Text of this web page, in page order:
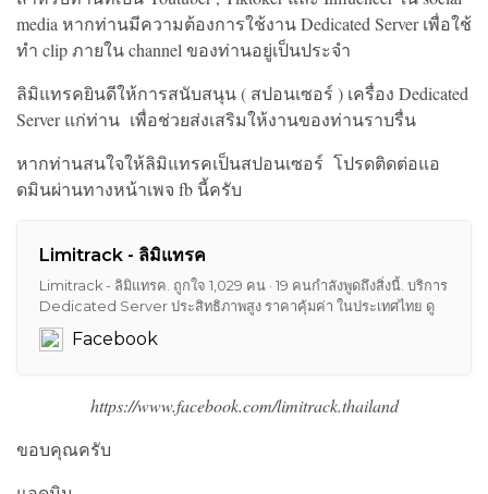
media หากท่านมีความต้องการใช้งาน Dedicated Server เพื่อใช้
ทำ clip ภายใน channel ของท่านอยู่เป็นประจำ
ลิมิแทรคยินดีให้การสนับสนุน ( สปอนเซอร์ ) เครื่อง Dedicated
Server แก่ท่าน เพื่อช่วยส่งเสริมให้งานของท่านราบรื่น
หากท่านสนใจให้ลิมิแทรคเป็นสปอนเซอร์ โปรดติดต่อแอ
ดมินผ่านทางหน้าเพจ fb นี้ครับ
Limitrack - ลิมิแทรค
Limitrack - ลิมิแทรค. ถูกใจ 1,029 คน · 19 คนกำลังพูดถึงสิ่งนี้. บริการ
Dedicated Server ประสิทธิภาพสูง ราคาคุ้มค่า ในประเทศไทย ดู
สเปคที่https://www.limitrack.com/dedicatedserver.html
Facebook
https://www.facebook.com/limitrack.thailand
ขอบคุณครับ